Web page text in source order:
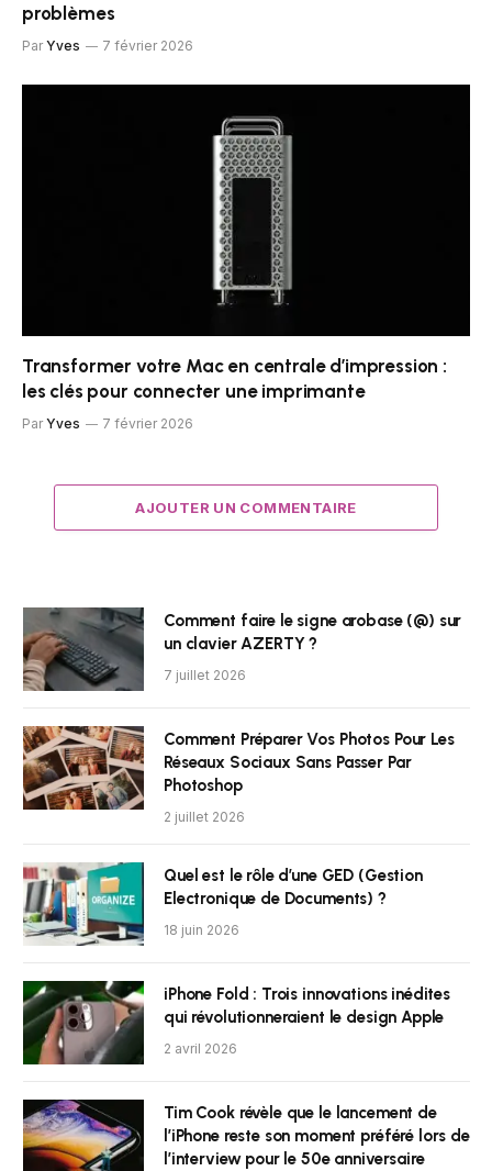
problèmes
Par Yves 7 février 2026
Transformer votre Mac en centrale d’impression :
les clés pour connecter une imprimante
Par Yves 7 février 2026
AJOUTER UN COMMENTAIRE
Comment faire le signe arobase (@) sur
un clavier AZERTY ?
7 juillet 2026
Comment Préparer Vos Photos Pour Les
Réseaux Sociaux Sans Passer Par
Photoshop
2 juillet 2026
Quel est le rôle d’une GED (Gestion
Electronique de Documents) ?
18 juin 2026
iPhone Fold : Trois innovations inédites
qui révolutionneraient le design Apple
2 avril 2026
Tim Cook révèle que le lancement de
l’iPhone reste son moment préféré lors de
l’interview pour le 50e anniversaire